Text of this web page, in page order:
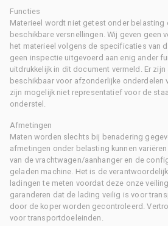
Functies
Materieel wordt niet getest onder belasting
beschikbare versnellingen. Wij geven geen
het materieel volgens de specificaties van
geen inspectie uitgevoerd aan enig ander
uitdrukkelijk in dit document vermeld. Er
beschikbaar voor afzonderlijke onderdelen
zijn mogelijk niet representatief voor de
onderstel.
Afmetingen
Maten worden slechts bij benadering
afmetingen onder belasting kunnen
van de vrachtwagen/aanhanger en de
geladen machine. Het is de
ladingen te meten voordat deze onze
garanderen dat de lading veilig is voor
door de koper worden gecontroleerd.
voor transportdoeleinden.